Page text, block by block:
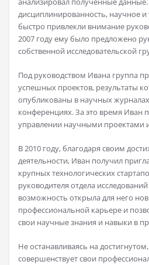
дисциплинированность, научное
быстро привлекли внимание
2007 году ему было предложено
собственной исследовательской
Под руководством Ивана группа
успешных проектов, результаты
опубликованы в научных
конференциях. За это время Иван
управлении научными
В 2010 году, благодаря своим
деятельности, Иван получил
крупных технологических
руководителя отдела
возможность открыла для него
профессиональной карьере и
свои научные знания и навыки в
Не останавливаясь на
совершенствует свои